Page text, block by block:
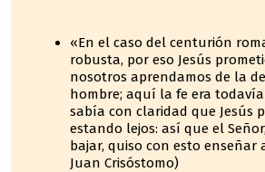
«En el caso del centurión
robusta, por eso Jesús
nosotros aprendamos de la
hombre; aquí la fe era
sabía con claridad que Jesús
estando lejos: así que el
bajar, quiso con esto enseñar
Juan Crisóstomo)